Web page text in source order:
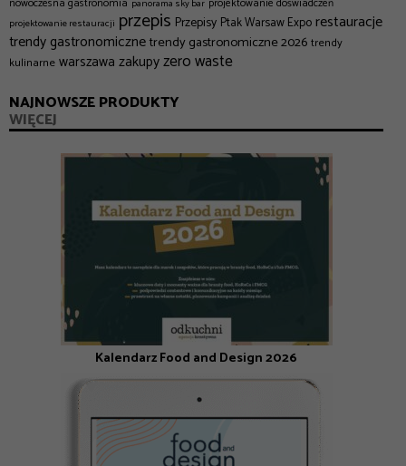
nowoczesna gastronomia panorama sky bar projektowanie doświadczeń
projektowanie restauracji przepis Przepisy Ptak Warsaw Exporestauracje
trendy gastronomicznetrendy gastronomiczne 2026trendy
kulinarnewarszawa zakupyzero waste
NAJNOWSZE PRODUKTY
WIĘCEJ
Kalendarz Food and Design 2026